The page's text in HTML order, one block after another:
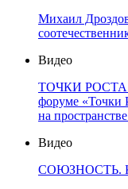
Михаил
Видео
ТОЧКИ РОСТА
форуме «Точки
на
Видео
СОЮЗНОСТЬ. К